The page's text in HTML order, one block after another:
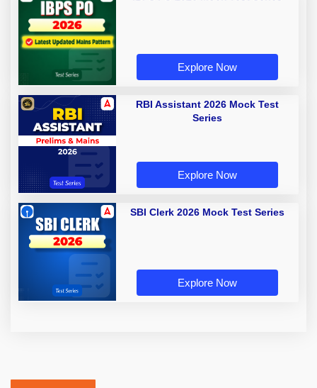
Explore Now
RBI Assistant 2026 Mock Test
Series
Explore Now
SBI Clerk 2026 Mock Test Series
Explore Now